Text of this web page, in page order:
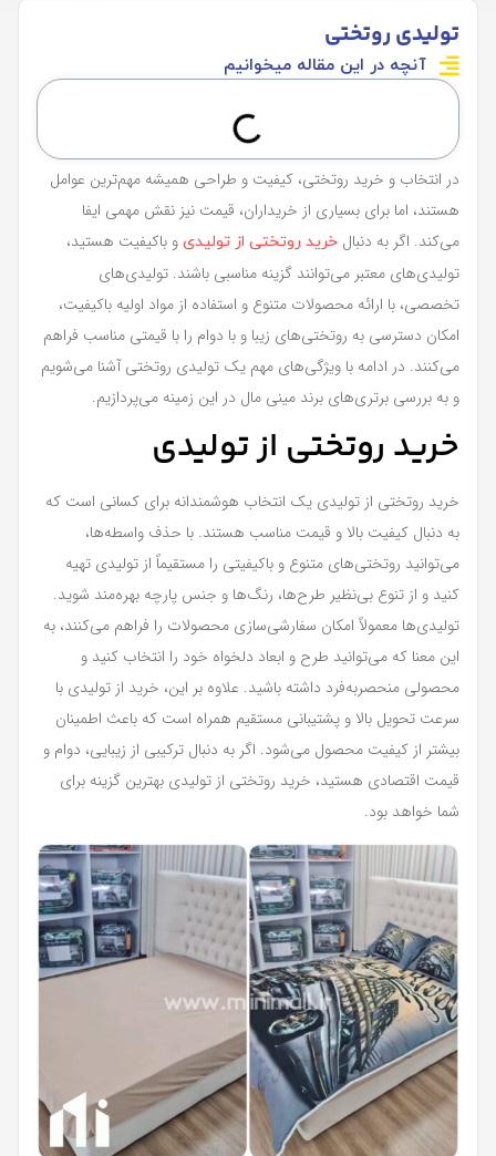
تولیدی روتختی
آنچه در این مقاله میخوانیم
در انتخاب و خرید روتختی، کیفیت و طراحی همیشه مهم‌ترین عوامل
هستند، اما برای بسیاری از خریداران، قیمت نیز نقش مهمی ایفا
می‌کند. اگر به دنبال خرید روتختی از تولیدی و باکیفیت هستید،
تولیدی‌های معتبر می‌توانند گزینه مناسبی باشند. تولیدی‌های
تخصصی، با ارائه محصولات متنوع و استفاده از مواد اولیه باکیفیت،
امکان دسترسی به روتختی‌های زیبا و با دوام را با قیمتی مناسب فراهم
می‌کنند. در ادامه با ویژگی‌های مهم یک تولیدی روتختی آشنا می‌شویم
و به بررسی برتری‌های برند مینی مال در این زمینه می‌پردازیم.
خرید روتختی از تولیدی
خرید روتختی از تولیدی یک انتخاب هوشمندانه برای کسانی است که
به دنبال کیفیت بالا و قیمت مناسب هستند. با حذف واسطه‌ها،
می‌توانید روتختی‌های متنوع و باکیفیتی را مستقیماً از تولیدی تهیه
کنید و از تنوع بی‌نظیر طرح‌ها، رنگ‌ها و جنس پارچه بهره‌مند شوید.
تولیدی‌ها معمولاً امکان سفارشی‌سازی محصولات را فراهم می‌کنند، به
این معنا که می‌توانید طرح و ابعاد دلخواه خود را انتخاب کنید و
محصولی منحصربه‌فرد داشته باشید. علاوه بر این، خرید از تولیدی با
سرعت تحویل بالا و پشتیبانی مستقیم همراه است که باعث اطمینان
بیشتر از کیفیت محصول می‌شود. اگر به دنبال ترکیبی از زیبایی، دوام و
قیمت اقتصادی هستید، خرید روتختی از تولیدی بهترین گزینه برای
شما خواهد بود.